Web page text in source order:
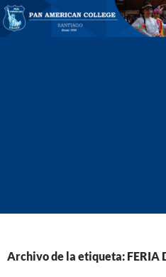
Archivo de la etiqueta: FERIA